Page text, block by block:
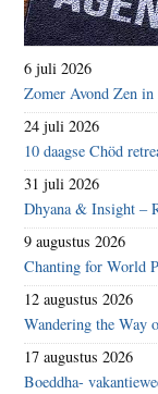
6 juli 2026
Zomer Avond Zen
24 juli 2026
10 daagse Chöd
31 juli 2026
Dhyana & Insight –
9 augustus 2026
Chanting for World
12 augustus 2026
Wandering the Way
17 augustus 2026
Boeddha-